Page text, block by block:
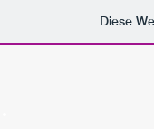
Diese